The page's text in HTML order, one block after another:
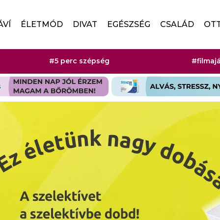
ÉLETMÓD DIVAT EGÉSZSÉG CSALÁD
#5 perc szépség